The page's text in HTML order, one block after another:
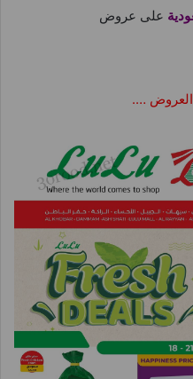
على عروض
العروض ….